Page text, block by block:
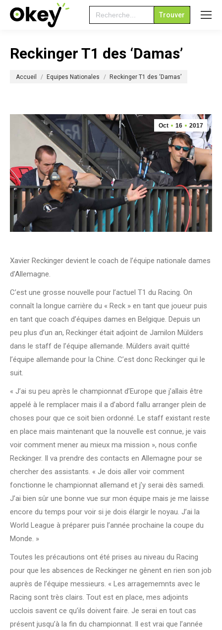
Search
for:
Reckinger T1 des ‘Damas’
Accueil Equipes Nationales Reckinger T1 des ‘Damas’
Oct 16 2017
Xavier Reckinger devient le coach de l’équipe nationale dames
d’Allemagne.
C’est une grosse nouvelle pour l’actuel T1 du Racing. On
connaît la longue carrière du « Reck » en tant que joueur puis
en tant que coach d’équipes dames en Belgique. Depuis un
peu plus d’un an, Reckinger était adjoint de Jamilon Mülders
dans le staff de l’équipe allemande. Mülders avait quitté
l’équipe allemande pour la Chine. C’est donc Reckinger qui le
suit.
« J’ai su peu après le championnat d’Europe que j’allais être
appelé à le remplacer mais il a d’abord fallu arranger plein de
choses pour que ce soit bien ordonné. Le staff existant reste
en place mais maintenant que la nouvelle est connue, je vais
voir comment mener au mieux ma mission », nous confie
Reckinger. Il va prendre des contacts en Allemagne pour se
chercher des assistants. « Je dois aller voir comment
fonctionne le championnat allemand et j’y serai dès samedi.
J’ai bien sûr une bonne vue sur mon équipe mais je me laisse
encore du temps pour voir si je dois élargir le noyau. J’ai la
World League à préparer puis l’année prochaine la coupe du
Monde. »
Toutes les précautions ont été prises au niveau du Racing
pour que les absences de Reckinger ne gênent en rien son job
auprès de l’équipe messieurs. « Les arragememnts avec le
Racing sont très clairs. Tout est en place, mes adjoints
ucclois savent ce qu’ils doivent faire. Je serai en tout cas
présent jusqu’à la fin du championnat. Il est vrai que l’année